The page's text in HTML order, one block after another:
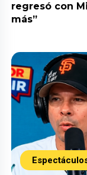
regresó con
más”